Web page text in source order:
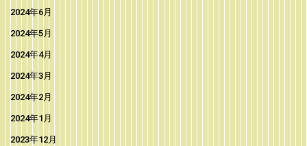
2024年6月
2024年5月
2024年4月
2024年3月
2024年2月
2024年1月
2023年12月